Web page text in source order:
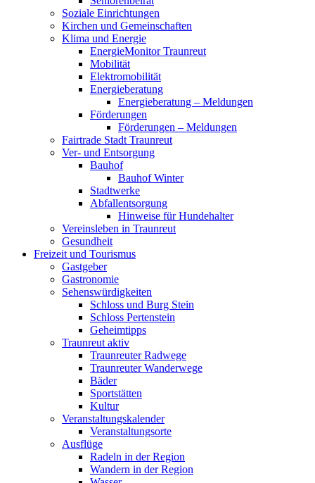
Soziale Einrichtungen
Kirchen und Gemeinschaften
Klima und Energie
EnergieMonitor Traunreut
Mobilität
Elektromobilität
Energieberatung
Energieberatung – Meldungen
Förderungen
Förderungen – Meldungen
Fairtrade Stadt Traunreut
Ver- und Entsorgung
Bauhof
Bauhof Winter
Stadtwerke
Abfallentsorgung
Hinweise für Hundehalter
Vereinsleben in Traunreut
Gesundheit
Freizeit und Tourismus
Gastgeber
Gastronomie
Sehenswürdigkeiten
Schloss und Burg Stein
Schloss Pertenstein
Geheimtipps
Traunreut aktiv
Traunreuter Radwege
Traunreuter Wanderwege
Bäder
Sportstätten
Kultur
Veranstaltungskalender
Veranstaltungsorte
Ausflüge
Radeln in der Region
Wandern in der Region